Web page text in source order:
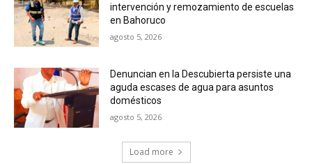
intervención y remozamiento de escuelas
en Bahoruco
agosto 5, 2026
Denuncian en la Descubierta persiste una
aguda escases de agua para asuntos
domésticos
agosto 5, 2026
Load more